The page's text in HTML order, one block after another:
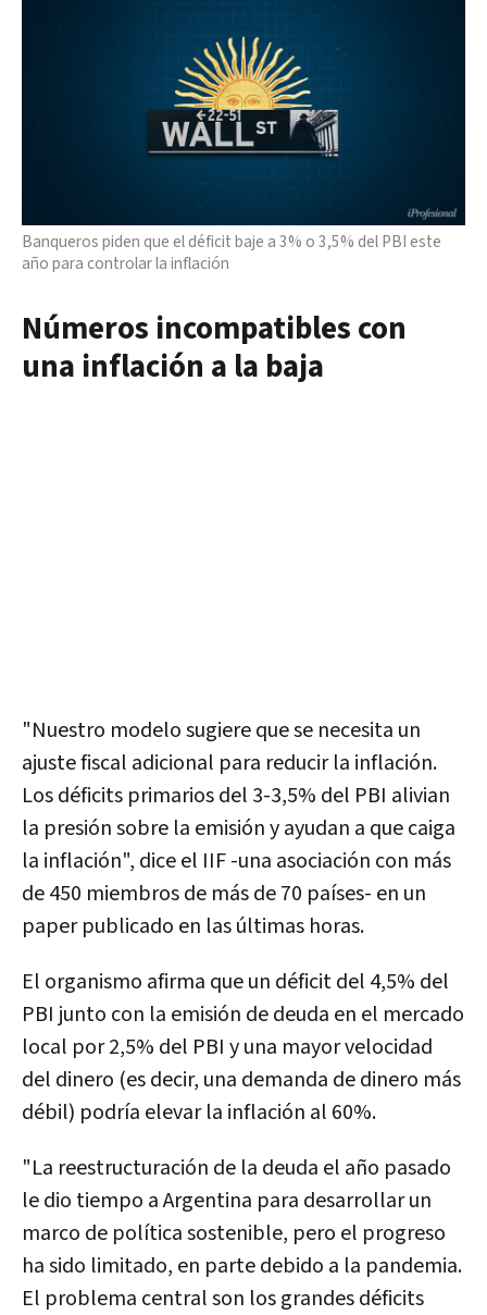
Banqueros piden que el déficit baje a 3% o 3,5% del PBI este
año para controlar la inflación
Números incompatibles con
una inflación a la baja
"Nuestro modelo sugiere que se necesita un
ajuste fiscal adicional para reducir la inflación.
Los déficits primarios del 3-3,5% del PBI alivian
la presión sobre la emisión y ayudan a que caiga
la inflación", dice el IIF -una asociación con más
de 450 miembros de más de 70 países- en un
paper publicado en las últimas horas.
El organismo afirma que un déficit del 4,5% del
PBI junto con la emisión de deuda en el mercado
local por 2,5% del PBI y una mayor velocidad
del dinero (es decir, una demanda de dinero más
débil) podría elevar la inflación al 60%.
"La reestructuración de la deuda el año pasado
le dio tiempo a Argentina para desarrollar un
marco de política sostenible, pero el progreso
ha sido limitado, en parte debido a la pandemia.
El problema central son los grandes déficits